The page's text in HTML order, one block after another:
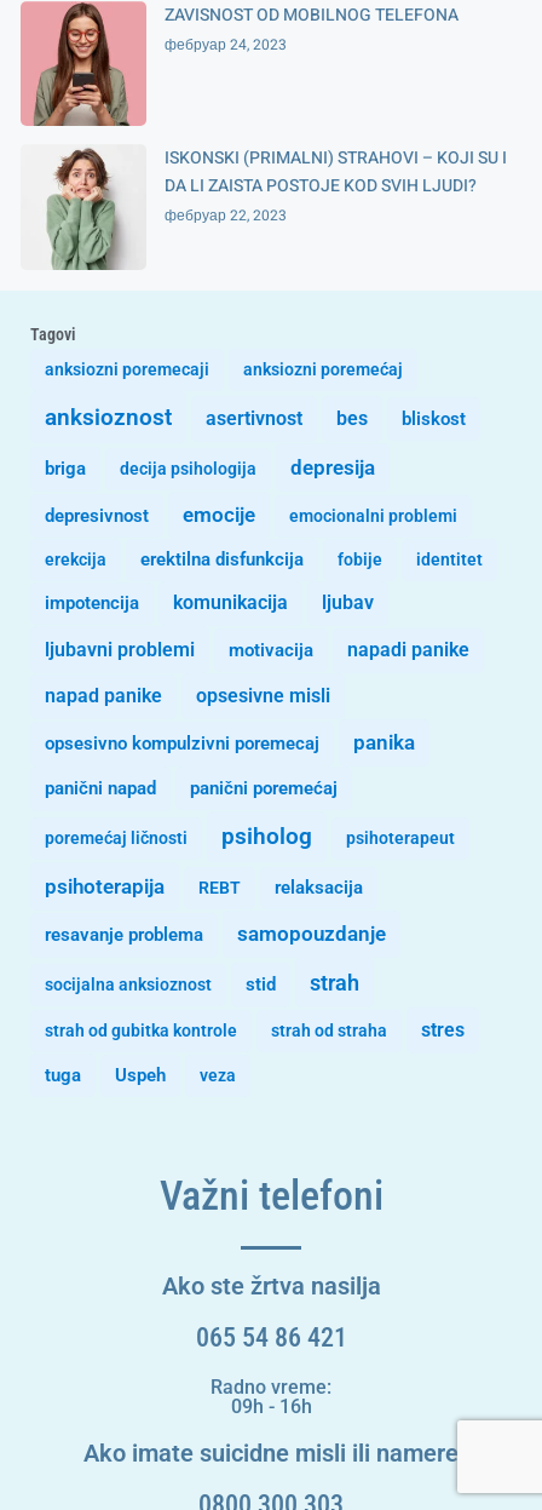
ZAVISNOST OD MOBILNOG TELEFONA
фебруар 24, 2023
ISKONSKI (PRIMALNI) STRAHOVI – KOJI SU I
DA LI ZAISTA POSTOJE KOD SVIH LJUDI?
фебруар 22, 2023
Tagovi
anksiozni poremecaji
anksiozni poremećaj
anksioznost asertivnost bes bliskost
briga decija psihologija depresija
depresivnost emocije emocionalni problemi
erekcija erektilna disfunkcija fobije identitet
impotencija komunikacija ljubav
ljubavni problemi motivacija napadi panike
napad panike opsesivne misli
opsesivno kompulzivni poremecaj panika
panični napad panični poremećaj
poremećaj ličnosti psiholog psihoterapeut
psihoterapija REBT relaksacija
resavanje problema samopouzdanje
socijalna anksioznost stid strah
strah od gubitka kontrole strah od straha stres
tuga Uspeh veza
Važni telefoni
Ako ste žrtva nasilja
065 54 86 421
Radno vreme:
09h - 16h
Ako imate suicidne misli ili namere